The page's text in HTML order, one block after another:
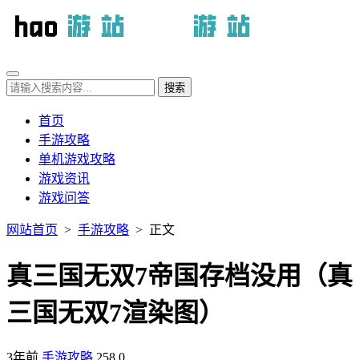
首页
手游攻略
单机游戏攻略
游戏资讯
游戏问答
网站首页 > 手游攻略 > 正文
真三国无双7帝国存档没用（真
三国无双7渲染图）
3年前 手游攻略 258 0